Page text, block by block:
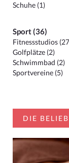
Schuhe (1)
Sport (36)
Fitnessstudios
Golfplätze (2)
Schwimmbad (2)
Sportvereine (5)
DIE